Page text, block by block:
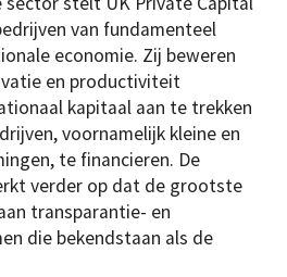
van fundamenteel
economie. Zij beweren
en productiviteit
kapitaal aan te trekken
voornamelijk kleine en
te financieren. De
verder op dat de grootste
transparantie- en
die bekendstaan als de